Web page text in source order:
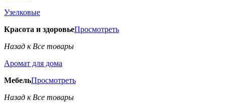
Узелковые
Красота и здоровьеПросмотреть
Назад к Все товары
Аромат для дома
МебельПросмотреть
Назад к Все товары